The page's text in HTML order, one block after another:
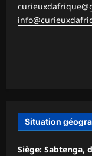
Situation
Siège: Sabtenga,